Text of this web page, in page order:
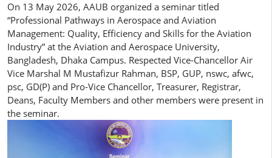
On 13 May 2026, AAUB organized a seminar titled
“Professional Pathways in Aerospace and Aviation
Management: Quality, Efficiency and Skills for the Aviation
Industry” at the Aviation and Aerospace University,
Bangladesh, Dhaka Campus. Respected Vice-Chancellor Air
Vice Marshal M Mustafizur Rahman, BSP, GUP, nswc, afwc,
psc, GD(P) and Pro-Vice Chancellor, Treasurer, Registrar,
Deans, Faculty Members and other members were present in
the seminar.